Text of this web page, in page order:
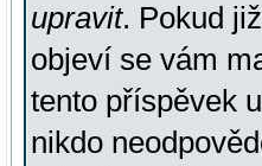
upravit. Pokud
objeví se vám
tento příspěvek
nikdo